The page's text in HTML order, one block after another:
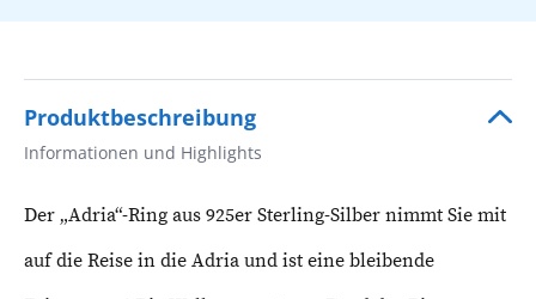
Produktbeschreibung
Informationen und Highlights
Der „Adria“-Ring aus 925er Sterling-Silber nimmt Sie mit
auf die Reise in die Adria und ist eine bleibende